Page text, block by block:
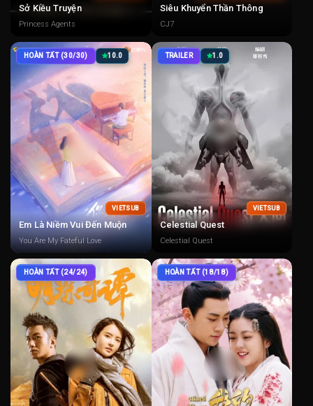
Sở Kiều Truyện
Princess Agents
Siêu Khuyển Thần Thông
CJ7
HOÀN TẤT (30/30) 10.0
VIETSUB
Em Là Niềm Vui Đến Muộn
You Are My Fateful Love
TRAILER 1.0
VIETSUB
Celestial Quest
Celestial Quest
HOÀN TẤT (24/24) HOÀN TẤT (18/18)